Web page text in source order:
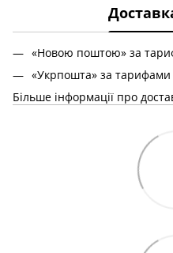
«Новою поштою» за
«Укрпошта» за тарифами
Більше інформації про